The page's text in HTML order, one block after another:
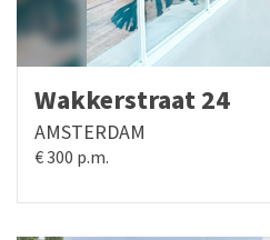
Wakkerstraat 24
AMSTERDAM
€ 300 p.m.